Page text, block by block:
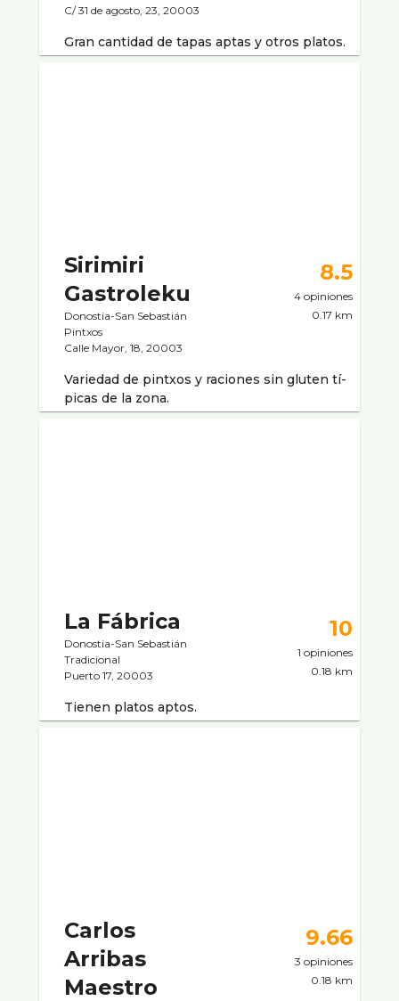
C/ 31 de agosto, 23, 20003
Gran cantidad de tapas aptas y otros platos.
Sirimiri
Gastroleku
Donostia-San Sebastián
Pintxos
Calle Mayor, 18, 20003
8.5
4 opiniones
0.17 km
Variedad de pintxos y raciones sin gluten tí­
picas de la zona.
La Fábrica
Donostia-San Sebastián
Tradicional
Puerto 17, 20003
10
1 opiniones
0.18 km
Tienen platos aptos.
Carlos
Arribas
Maestro
9.66
3 opiniones
0.18 km